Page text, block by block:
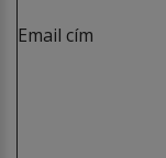
Email cím